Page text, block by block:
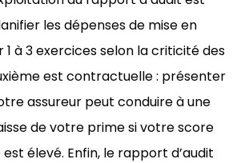
les dépenses de mise en
à 3 exercices selon la criticité des
est contractuelle : présenter
assureur peut conduire à une
de votre prime si votre score
élevé. Enfin, le rapport d’audit